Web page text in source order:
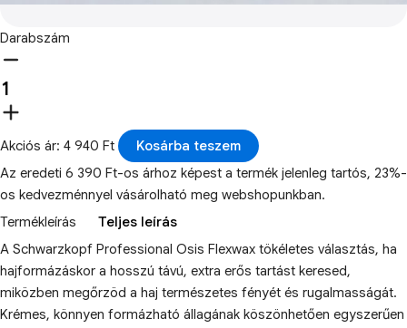
Darabszám
Akciós ár: 4 940 Ft
Kosárba teszem
Az eredeti 6 390 Ft-os árhoz képest a termék jelenleg tartós, 23%-
os kedvezménnyel vásárolható meg webshopunkban.
Termékleírás
Teljes leírás
A Schwarzkopf Professional Osis Flexwax tökéletes választás, ha
hajformázáskor a hosszú távú, extra erős tartást keresed,
miközben megőrzöd a haj természetes fényét és rugalmasságát.
Krémes, könnyen formázható állagának köszönhetően egyszerűen